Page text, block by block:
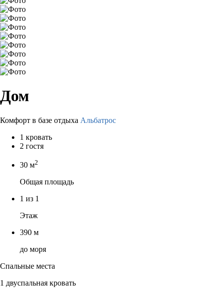
Дом
Комфорт в базе отдыха Альбатрос
1 кровать
2 гостя
30 м2
Общая площадь
1 из 1
Этаж
390 м
до моря
Спальные места
1 двуспальная кровать